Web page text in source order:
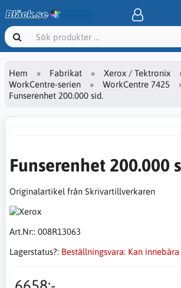
Hem Fabrikat
Xerox / Tektronix
WorkCentre-serien
WorkCentre 7425
Funserenhet 200.000 sid.
Funserenhet 200.000
Originalartikel från Skrivartillverkaren
Art.Nr:: 008R13063
Lagerstatus?: Beställningsvara: Kan